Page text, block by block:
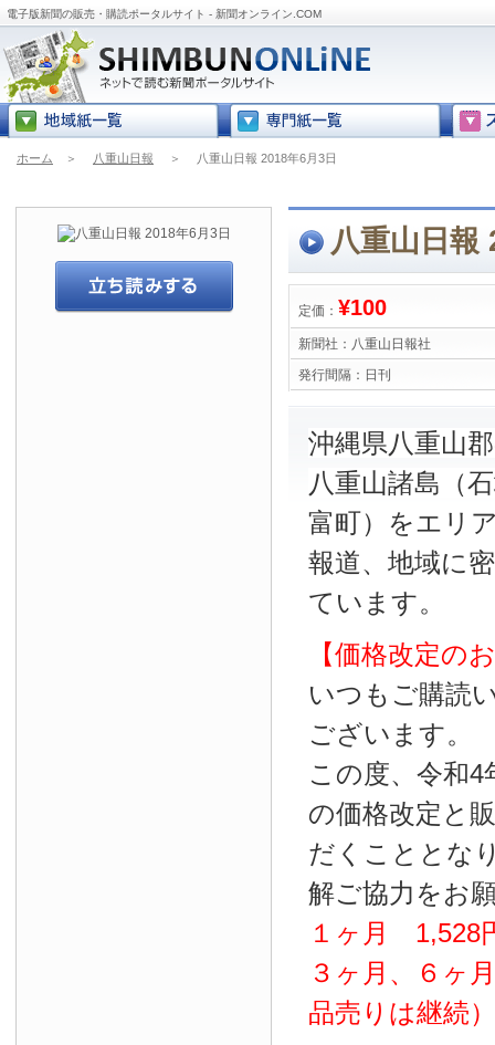
電子版新聞の販売・購読ポータルサイト - 新聞オンライン.COM
ホーム ＞ 八重山日報 ＞ 八重山日報 2018年6月3日
八重山日報
定価： ¥100
新聞社： 八重山日報社
発行間隔： 日刊
沖縄県八重山
八重山諸島（
富町）をエリ
報道、地域に
ています。
【価格改定の
いつもご購読
ございます。
この度、令和4
の価格改定と
だくこととな
解ご協力をお
１ヶ月 1,528
３ヶ月、６ヶ
品売りは継続）